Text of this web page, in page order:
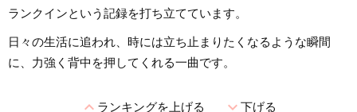
ランクインという記録を打ち立てています。
日々の生活に追われ、時には立ち止まりたくなるような瞬間
に、力強く背中を押してくれる一曲です。
expand_lessランキングを上げる expand_more下げる